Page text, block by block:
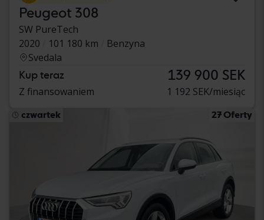
Peugeot 308
SW PureTech
2020
101 180 km
Benzyna
Svedala
Kup teraz 139 900 SEK
Z finansowaniem 1 192 SEK/miesiąc
czwartek 27 Oferty